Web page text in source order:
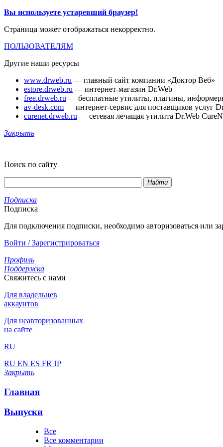
Вы используете устаревший браузер!
Страница может отображаться некорректно.
ПОЛЬЗОВАТЕЛЯМ
Другие наши ресурсы
www.drweb.ru — главный сайт компании «Доктор Веб»
estore.drweb.ru — интернет-магазин Dr.Web
free.drweb.ru — бесплатные утилиты, плагины,
av-desk.com — интернет-сервис для поставщиков услуг
curenet.drweb.ru — сетевая лечащая утилита Dr.Web
Закрыть
Поиск по сайту
Найти
Подписка
Подписка
Для подключения подписки, необходимо авторизоваться или
Войти / Зарегистрироваться
Профиль
Поддержка
Свяжитесь с нами
Для владельцев
аккаунтов
Для неавторизованных
на сайте
RU
RU EN ES FR JP
Закрыть
Главная
Выпуски
Все
Все комментарии